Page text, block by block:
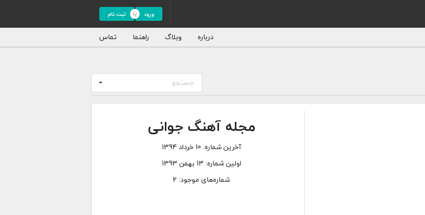
ورود ثبت نام
درباره وبلاگ راهنما تماس
جستجو
مجله آهنگ جوانی
آخرین شماره: 10 خرداد 1394
اولین شماره: 13 بهمن 1393
شماره‌های موجود: 2